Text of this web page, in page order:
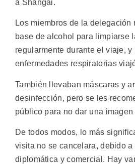
a Shangai.
Los miembros de la delegación
base de alcohol para limpiarse
regularmente durante el viaje, y
enfermedades respiratorias
También llevaban máscaras y
desinfección, pero se les
público para no dar una
De todos modos, lo más
visita no se cancelara, debido a
diplomática y comercial. Hay